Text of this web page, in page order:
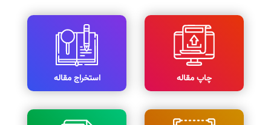
چاپ مقاله استخراج مقاله